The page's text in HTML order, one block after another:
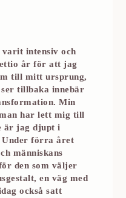
intensiv och
år för att jag
till mitt ursprung,
tillbaka innebär
Min
har lett mig till
är jag djupt i
Under förra året
människans
den som väljer
en väg med
också satt